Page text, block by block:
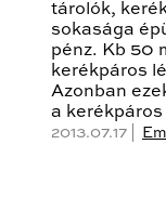
tárolók,
sokasága
pénz. Kb 50
kerékpáros
Azonban
a
2013.07.17 |